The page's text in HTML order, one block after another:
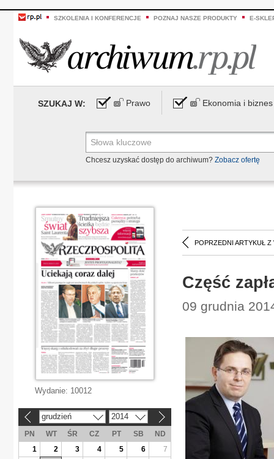
SZKOLENIA I KONFERENCJE POZNAJ NASZE PRODUKTY E-
SZUKAJ W: Prawo Ekonomia i biznes
Chcesz uzyskać dostęp do archiwum? Zobacz ofertę
POPRZEDNI ARTYKUŁ Z
Część
09 grudnia
Wydanie: 10012
grudzień 2014
PN WT ŚR CZ PT SB
ND
1
2 3 4 5 6
7